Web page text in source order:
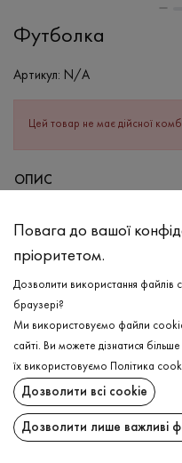
Футболка
Артикул: N/A
Цей товар не має дійсної
ОПИС
кольорі капучіно, в складі
невелике додавання
рукав та круглу горловину з
високоякісному складу,
легкість. Добре комбінується
СКЛАД
Бавовна - 95%, Еластан - 5%
ДОГЛЯД
ДОСТАВКА
ПОВЕРНЕННЯ
Повага до вашої
пріоритетом.
Дозволити використання файлів
браузері?
Ми використовуємо файли
сайті. Ви можете дізнатися
їх використовуємо
Політика
Дозволити всі cookie
Дозволити лише важливі